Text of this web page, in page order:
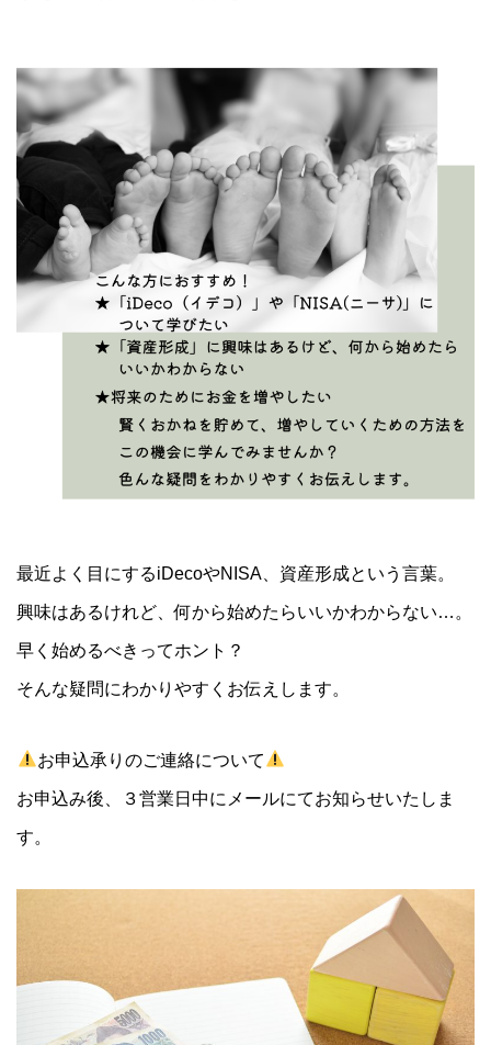
最近よく目にするiDecoやNISA、資産形成という言葉。
興味はあるけれど、何から始めたらいいかわからない…。
早く始めるべきってホント？
そんな疑問にわかりやすくお伝えします。
お申込承りのご連絡について
お申込み後、３営業日中にメールにてお知らせいたしま
す。